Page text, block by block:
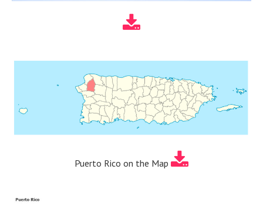
Puerto Rico on the Map